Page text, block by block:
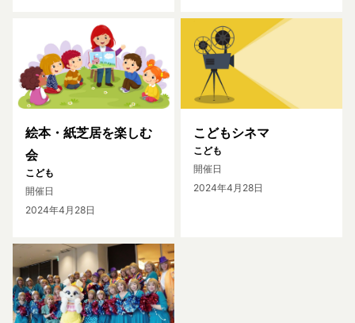
絵本・紙芝居を楽しむ
会
こども
開催日
2024年4月28日
こどもシネマ
こども
開催日
2024年4月28日